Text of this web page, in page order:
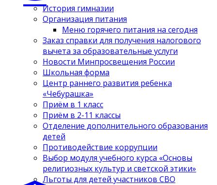
История гимназии
Организация питания
Меню горячего питания на сегодня
Заказ справки для получения налогового
вычета за образовательные услуги
Новости Минпросвещения России
Школьная форма
Центр раннего развития ребенка
«Чебурашка»
Приём в 1 класс
Приём в 2-11 классы
Отделение дополнительного образования
детей
Противодействие коррупции
Выбор модуля учебного курса «Основы
религиозных культур и светской этики»
Льготы для детей участников СВО